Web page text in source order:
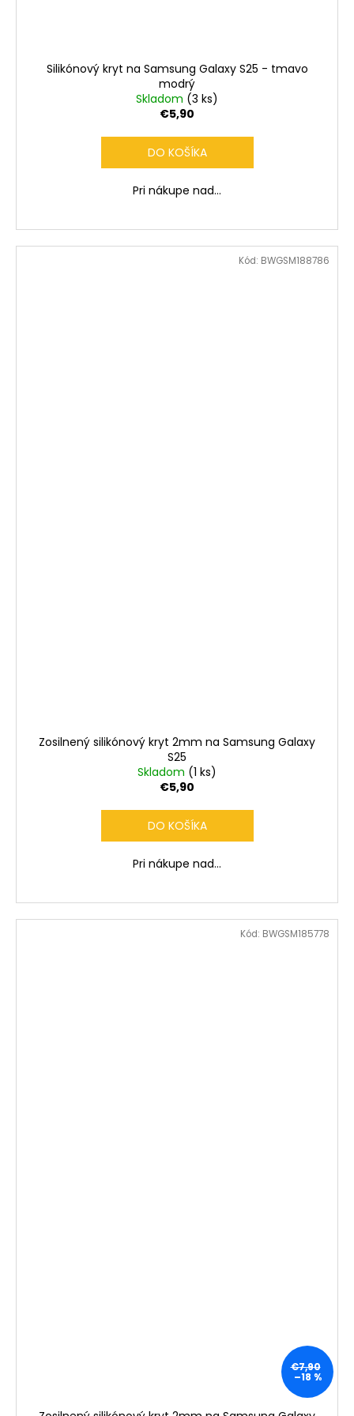
Silikónový kryt na Samsung Galaxy S25 - tmavo
modrý
Skladom (3 ks)
€5,90
DO KOŠÍKA
Pri nákupe nad...
Zosilnený silikónový kryt 2mm na Samsung Galaxy
S25
Skladom (1 ks)
€5,90
DO KOŠÍKA
Pri nákupe nad...
Kód: BWGSM188786
€7,90
–18 %
Kód: BWGSM185778